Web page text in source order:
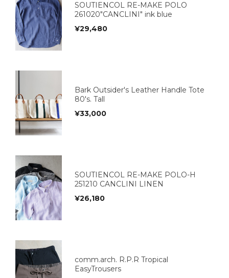
SOUTIENCOL RE-MAKE POLO
261020"CANCLINI" ink blue
¥29,480
Bark Outsider's Leather Handle Tote
80's. Tall
¥33,000
SOUTIENCOL RE-MAKE POLO-H
251210 CANCLINI LINEN
¥26,180
comm.arch. R.P.R Tropical
EasyTrousers